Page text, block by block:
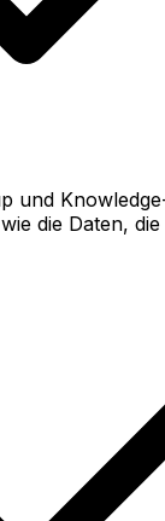
und
die Daten,